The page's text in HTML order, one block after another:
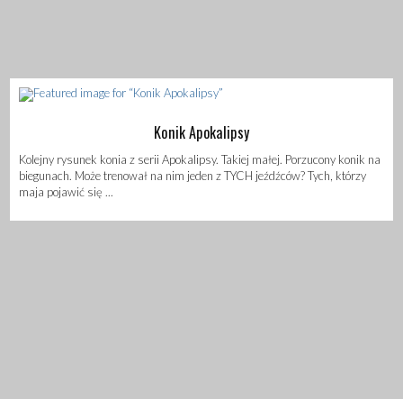
Konik Apokalipsy
Kolejny rysunek konia z serii Apokalipsy. Takiej małej. Porzucony konik na
biegunach. Może trenował na nim jeden z TYCH jeźdźców? Tych, którzy
maja pojawić się ...